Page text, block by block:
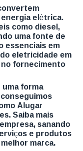
elétrica.
como diesel,
uma fonte de
essenciais em
eletricidade em
fornecimento
forma
Alugar
Saiba mais
sanando
e produtos
marca.